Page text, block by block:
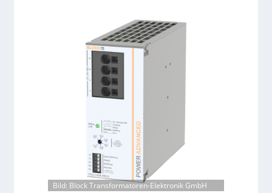
n
e
r
k
e
n
n
n
g
m
a
t
i
s
i
r
t
e
o
n
t
Bild: Block Transformatoren-Elektronik GmbH